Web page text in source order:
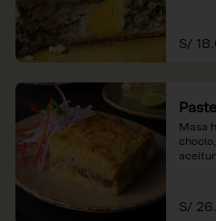
soles
S/
Masa
soles
S/